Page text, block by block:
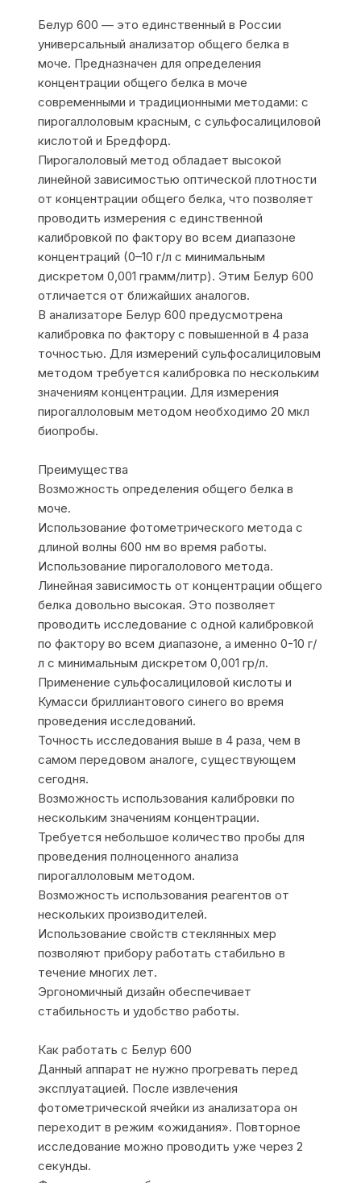
Белур 600 — это единственный в России
универсальный анализатор общего белка в
моче. Предназначен для определения
концентрации общего белка в моче
современными и традиционными методами: с
пирогаллоловым красным, с сульфосалициловой
кислотой и Бредфорд.
Пирогалоловый метод обладает высокой
линейной зависимостью оптической плотности
от концентрации общего белка, что позволяет
проводить измерения с единственной
калибровкой по фактору во всем диапазоне
концентраций (0–10 г/л с минимальным
дискретом 0,001 грамм/литр). Этим Белур 600
отличается от ближайших аналогов.
В анализаторе Белур 600 предусмотрена
калибровка по фактору с повышенной в 4 раза
точностью. Для измерений сульфосалициловым
методом требуется калибровка по нескольким
значениям концентрации. Для измерения
пирогаллоловым методом необходимо 20 мкл
биопробы.
Преимущества
Возможность определения общего белка в
моче.
Использование фотометрического метода с
длиной волны 600 нм во время работы.
Использование пирогалолового метода.
Линейная зависимость от концентрации общего
белка довольно высокая. Это позволяет
проводить исследование с одной калибровкой
по фактору во всем диапазоне, а именно 0-10 г/
л с минимальным дискретом 0,001 гр/л.
Применение сульфосалициловой кислоты и
Кумасси бриллиантового синего во время
проведения исследований.
Точность исследования выше в 4 раза, чем в
самом передовом аналоге, существующем
сегодня.
Возможность использования калибровки по
нескольким значениям концентрации.
Требуется небольшое количество пробы для
проведения полноценного анализа
пирогаллоловым методом.
Возможность использования реагентов от
нескольких производителей.
Использование свойств стеклянных мер
позволяют прибору работать стабильно в
течение многих лет.
Эргономичный дизайн обеспечивает
стабильность и удобство работы.
Как работать с Белур 600
Данный аппарат не нужно прогревать перед
эксплуатацией. После извлечения
фотометрической ячейки из анализатора он
переходит в режим «ожидания». Повторное
исследование можно проводить уже через 2
секунды.